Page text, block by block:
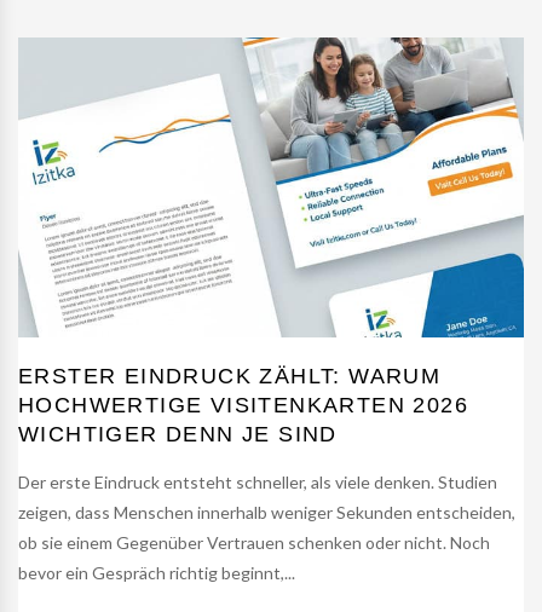
ERSTER EINDRUCK ZÄHLT: WARUM
HOCHWERTIGE VISITENKARTEN 2026
WICHTIGER DENN JE SIND
Der erste Eindruck entsteht schneller, als viele denken. Studien
zeigen, dass Menschen innerhalb weniger Sekunden entscheiden,
ob sie einem Gegenüber Vertrauen schenken oder nicht. Noch
bevor ein Gespräch richtig beginnt,...